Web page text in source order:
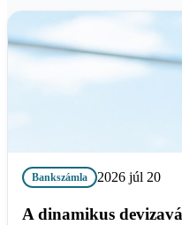
Bankszámla 2026 júl 20
A dinamikus